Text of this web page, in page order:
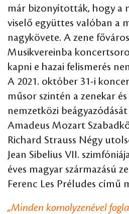
már bizonyították, hogy a
viselő együttes valóban a
nagykövete. A zene
Musikvereinba
kapni e hazai felismerés
A 2021. október 31-i
műsor szintén a zenekar
nemzetközi
Amadeus Mozart
Richard Strauss Négy
Jean Sibelius VII.
éves magyar származású
Ferenc Les Préludes című
„Minden komolyzenével